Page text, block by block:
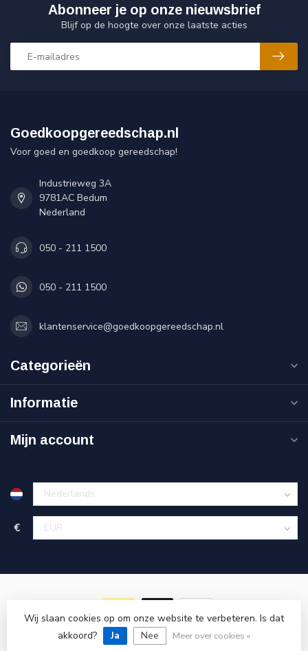
Abonneer je op onze nieuwsbrief
Blijf op de hoogte over onze laatste acties
Goedkoopgereedschap.nl
Voor goed en goedkoop gereedschap!
Industrieweg 3A
9781AC Bedum
Nederland
050 - 211 1500
050 - 211 1500
klantenservice@goedkoopgereedschap.nl
Categorieën
Informatie
Mijn account
€
© Copyright 2026 Goedkoopgereedschap.nl
Wij slaan cookies op om onze website te verbeteren. Is dat
akkoord?
Ja Nee Meer over cookies »